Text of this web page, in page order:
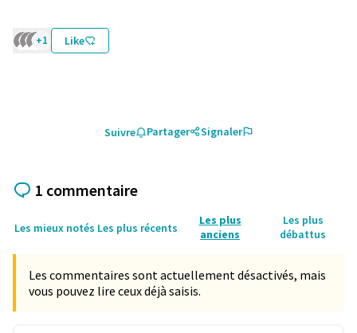
+1 Like
Suivre Partager Signaler
1 commentaire
Les mieux notés Les plus récents
Les plus
anciens
Les plus
débattus
Les commentaires sont actuellement désactivés, mais
vous pouvez lire ceux déjà saisis.